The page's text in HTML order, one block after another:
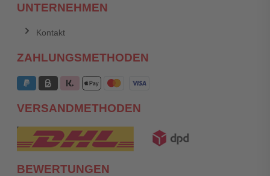
UNTERNEHMEN
Kontakt
ZAHLUNGSMETHODEN
VERSANDMETHODEN
BEWERTUNGEN